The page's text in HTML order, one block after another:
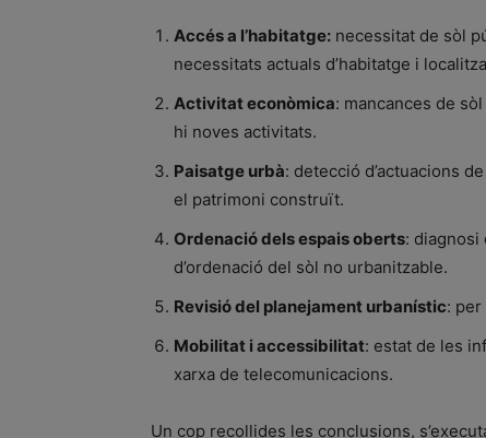
Accés a l’habitatge: necessitat de sòl
necessitats actuals d’habitatge i
Activitat econòmica: mancances de
hi noves activitats.
Paisatge urbà: detecció d’actuacions
el patrimoni construït.
Ordenació dels espais oberts: diagnosi
d’ordenació del sòl no urbanitzable.
Revisió del planejament urbanístic:
Mobilitat i accessibilitat: estat de les
xarxa de telecomunicacions.
Un cop recollides les conclusions,